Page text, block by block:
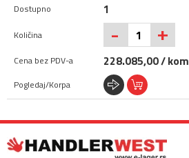
1
- +
228.085,00 / kom